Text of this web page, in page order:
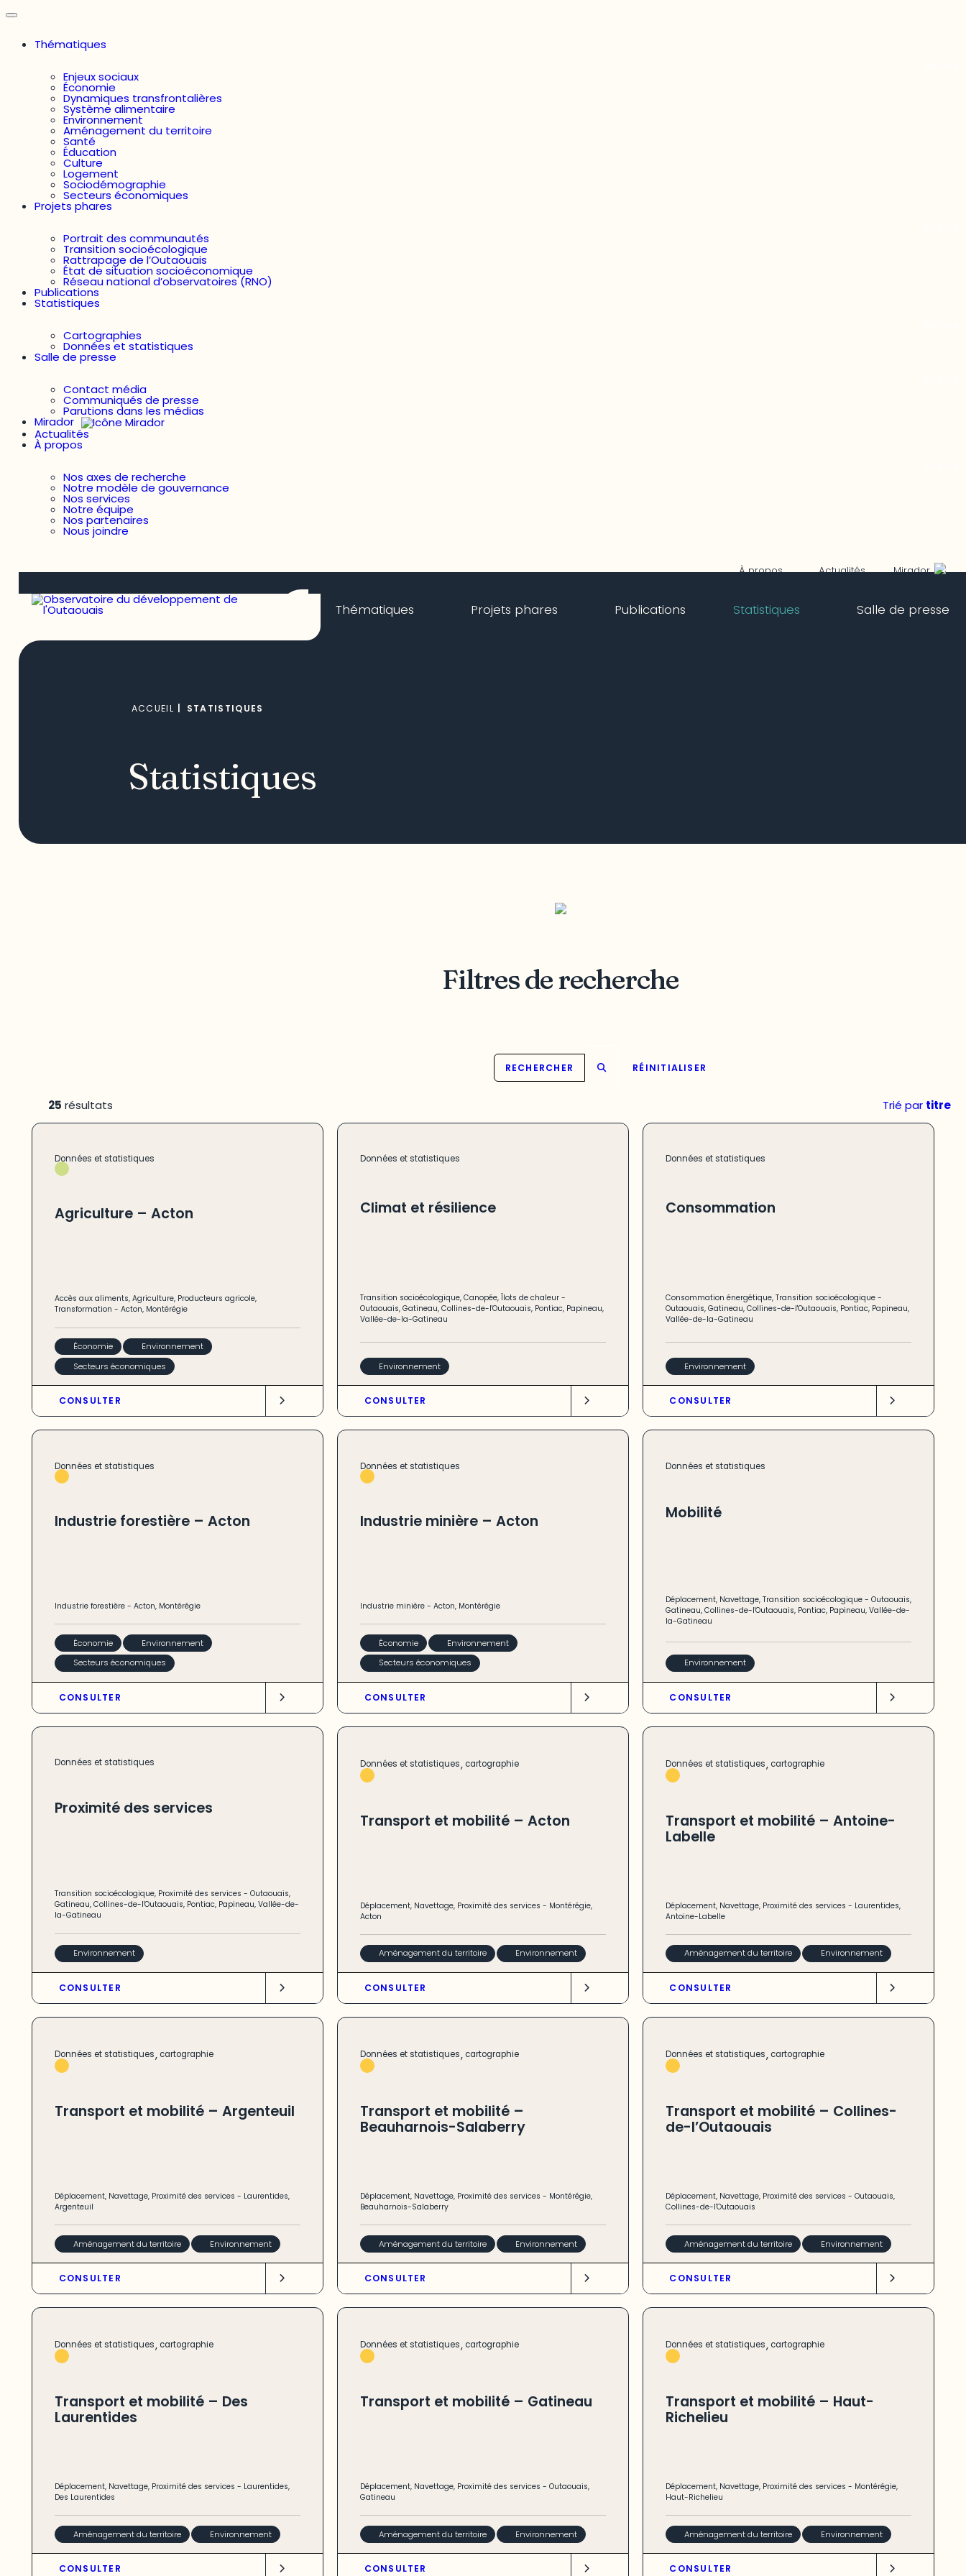
Thématiques
Enjeux sociaux
Économie
Dynamiques transfrontalières
Système alimentaire
Environnement
Aménagement du territoire
Santé
Éducation
Culture
Logement
Sociodémographie
Secteurs économiques
Projets phares
Portrait des communautés
Transition socioécologique
Rattrapage de l’Outaouais
État de situation socioéconomique
Réseau national d’observatoires (RNO)
Publications
Statistiques
Cartographies
Données et statistiques
Salle de presse
Contact média
Communiqués de presse
Parutions dans les médias
Mirador
Actualités
À propos
Nos axes de recherche
Notre modèle de gouvernance
Nos services
Notre équipe
Nos partenaires
Nous joindre
À propos Actualités Mirador
Thématiques Projets phares Publications Statistiques Salle de presse
ACCUEIL STATISTIQUES
Statistiques
Filtres de recherche
RECHERCHER RÉINITIALISER
25 résultats Trié par titre
Données et statistiques
Agriculture – Acton
Accès aux aliments, Agriculture, Producteurs agricole,
Transformation - Acton, Montérégie
Économie
Environnement
Secteurs économiques
CONSULTER
Données et statistiques
Climat et résilience
Transition socioécologique, Canopée, Îlots de chaleur-
Outaouais, Gatineau, Collines-de-l'Outaouais, Pontiac, Papineau,
Vallée-de-la-Gatineau
Environnement
CONSULTER
Données et statistiques
Consommation
Consommation énergétique, Transition socioécologique-
Outaouais, Gatineau, Collines-de-l'Outaouais, Pontiac, Papineau,
Vallée-de-la-Gatineau
Environnement
CONSULTER
Données et statistiques
Industrie forestière – Acton
Industrie forestière- Acton, Montérégie
Économie
Environnement
Secteurs économiques
CONSULTER
Données et statistiques
Industrie minière – Acton
Industrie minière- Acton, Montérégie
Économie
Environnement
Secteurs économiques
CONSULTER
Données et statistiques
Mobilité
Déplacement, Navettage, Transition socioécologique- Outaouais,
Gatineau, Collines-de-l'Outaouais, Pontiac, Papineau, Vallée-de-
la-Gatineau
Environnement
CONSULTER
Données et statistiques
Proximité des services
Transition socioécologique, Proximité des services - Outaouais,
Gatineau, Collines-de-l'Outaouais, Pontiac, Papineau, Vallée-de-
la-Gatineau
Environnement
CONSULTER
Données et statistiques, cartographie
Transport et mobilité – Acton
Déplacement, Navettage, Proximité des services - Montérégie,
Acton
Aménagement du territoire Environnement
CONSULTER
Données et statistiques, cartographie
Transport et mobilité – Antoine-
Labelle
Déplacement, Navettage, Proximité des services - Laurentides,
Antoine-Labelle
Aménagement du territoire Environnement
CONSULTER
Données et statistiques, cartographie
Transport et mobilité – Argenteuil
Déplacement, Navettage, Proximité des services - Laurentides,
Argenteuil
Aménagement du territoire Environnement
CONSULTER
Données et statistiques, cartographie
Transport et mobilité –
Beauharnois-Salaberry
Déplacement, Navettage, Proximité des services - Montérégie,
Beauharnois-Salaberry
Aménagement du territoire Environnement
CONSULTER
Données et statistiques, cartographie
Transport et mobilité – Collines-
de-l’Outaouais
Déplacement, Navettage, Proximité des services - Outaouais,
Collines-de-l'Outaouais
Aménagement du territoire Environnement
CONSULTER
Données et statistiques, cartographie
Transport et mobilité – Des
Laurentides
Déplacement, Navettage, Proximité des services - Laurentides,
Des Laurentides
Aménagement du territoire Environnement
CONSULTER
Données et statistiques, cartographie
Transport et mobilité – Gatineau
Déplacement, Navettage, Proximité des services - Outaouais,
Gatineau
Aménagement du territoire Environnement
CONSULTER
Données et statistiques, cartographie
Transport et mobilité – Haut-
Richelieu
Déplacement, Navettage, Proximité des services - Montérégie,
Haut-Richelieu
Aménagement du territoire Environnement
CONSULTER